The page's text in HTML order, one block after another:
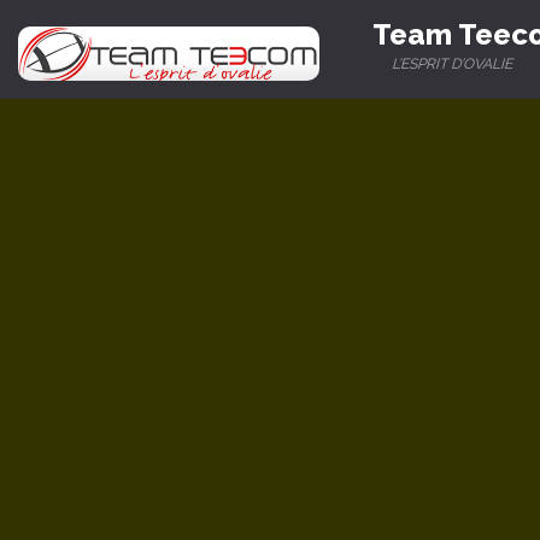
Team
L’ESPRIT D’OVALIE